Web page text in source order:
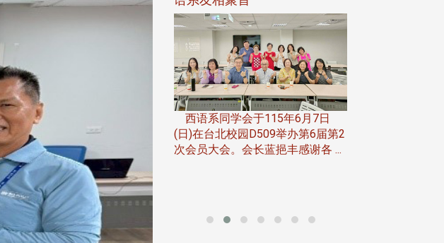
跨业合作协进会第二届第一次会员
大会于6月5日下午7时，在台北校
园D508室举行，本校潘伯申研发
长、 ...
西语系同学会于115年6月7日
(日)在台北校园D509举办第6届第2
次会员大会。会长蓝挹丰感谢各 ...